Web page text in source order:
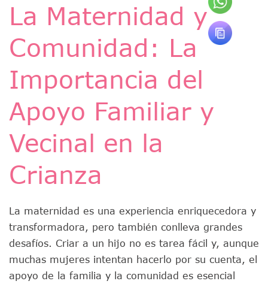
La Maternidad y
Comunidad: La
Importancia del
Apoyo Familiar y
Vecinal en la
Crianza
La maternidad es una experiencia enriquecedora y
transformadora, pero también conlleva grandes
desafíos. Criar a un hijo no es tarea fácil y, aunque
muchas mujeres intentan hacerlo por su cuenta, el
apoyo de la familia y la comunidad es esencial